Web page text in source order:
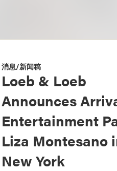
消息/新闻稿
Loeb & Loeb
Announces
Entertainment
Liza Montesano
New York